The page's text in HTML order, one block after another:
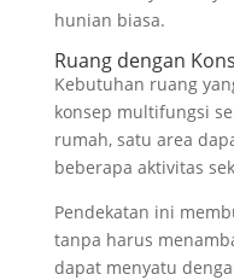
hunian biasa.
Ruang dengan
Kebutuhan ruang
konsep multifungsi
rumah, satu area
beberapa aktivitas
Pendekatan ini
tanpa harus
dapat menyatu